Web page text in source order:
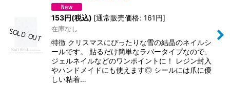
153円(税込) [通常販売価格: 161円]
在庫なし
特徴 クリスマスにぴったりな雪の結晶のネイルシ
ールです。 貼るだけ簡単なラバータイプなので、
ジェルネイルなどのワンポイントに！ レジン封入
やハンドメイドにも使えます◎ シールには爪に優
しい粘着…